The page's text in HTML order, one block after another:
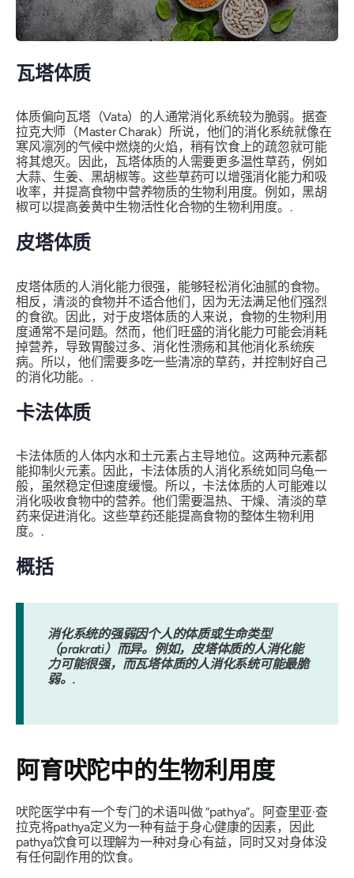
瓦塔体质
体质偏向瓦塔（Vata）的人通常消化系统较为脆弱。据查
拉克大师（Master Charak）所说，他们的消化系统就像在
寒风凛冽的气候中燃烧的火焰，稍有饮食上的疏忽就可能
将其熄灭。因此，瓦塔体质的人需要更多温性草药，例如
大蒜、生姜、黑胡椒等。这些草药可以增强消化能力和吸
收率，并提高食物中营养物质的生物利用度。例如，黑胡
椒可以提高姜黄中生物活性化合物的生物利用度。.
皮塔体质
皮塔体质的人消化能力很强，能够轻松消化油腻的食物。
相反，清淡的食物并不适合他们，因为无法满足他们强烈
的食欲。因此，对于皮塔体质的人来说，食物的生物利用
度通常不是问题。然而，他们旺盛的消化能力可能会消耗
掉营养，导致胃酸过多、消化性溃疡和其他消化系统疾
病。所以，他们需要多吃一些清凉的草药，并控制好自己
的消化功能。.
卡法体质
卡法体质的人体内水和土元素占主导地位。这两种元素都
能抑制火元素。因此，卡法体​​质的人消化系统如同乌龟一
般，虽然稳定但速度缓慢。所以，卡法体质的人可能难以
消化吸收食物中的营养。他们需要温热、干燥、清淡的草
药来促进消化。这些草药还能提高食物的整体生物利用
度。.
概括
消化系统的强弱因个人的体质或生命类型
（prakrati）而异。例如，皮塔体质的人消化能
力可能很强，而瓦塔体质的人消化系统可能最脆
弱。.
阿育吠陀中的生物利用度
吠陀医学中有一个专门的术语叫做“pathya”。阿查里亚·查
拉克将pathya定义为一种有益于身心健康的因素，因此
pathya饮食可以理解为一种对身心有益，同时又对身体没
有任何副作用的饮食。